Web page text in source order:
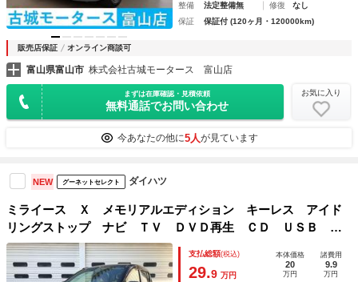
整備
法定整備無 修復
なし
保証
保証付 (120ヶ月・120000km)
販売店保証 オンライン商談可
富山県富山市 株式会社古城モータース 富山店
まずは在庫確認・見積依頼
無料通話でお問い合わせ
お気に入り
今あなたの他に5人が見ています
NEW グーネットセレクト ダイハツ
ミライース Ｘ メモリアルエディション キーレス アイド
リングストップ ナビ ＴＶ ＤＶＤ再生 ＣＤ ＵＳＢ １
４インチアルミホイール
支払総額(税込)
29.9 万円
本体価格
20
万円
諸費用
9.9
万円